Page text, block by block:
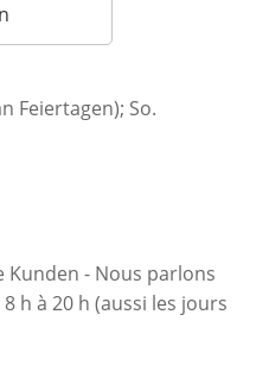
Feiertagen); So.
Kunden - Nous parlons
h à 20 h (aussi les jours